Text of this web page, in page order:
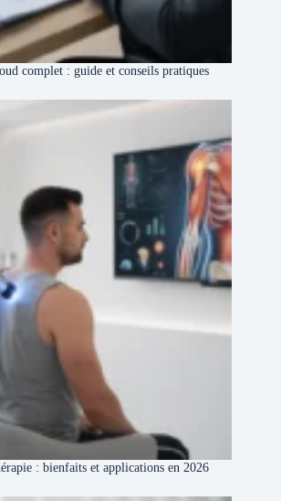
complet : guide et conseils pratiques
: bienfaits et applications en 2026